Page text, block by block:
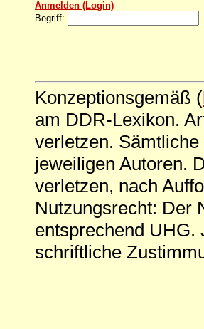
Anmelden (Login)
Begriff:
Konzeptionsgemäß (
am DDR-Lexikon.
verletzen.
jeweiligen Autoren.
verletzen, nach
Nutzungsrecht: Der
entsprechend UHG.
schriftliche